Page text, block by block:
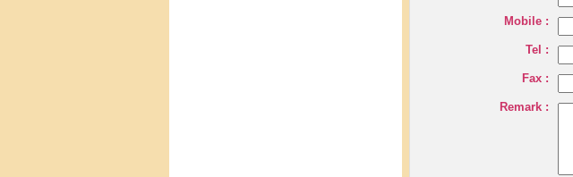
Mobile :
Tel :
Fax :
Remark :